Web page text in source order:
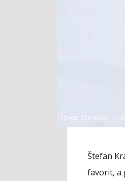
IZVOR: GEIR OLSEN /
Štefan
favorit, a